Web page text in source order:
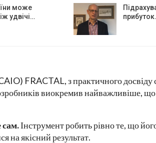
може
удвічі…
FRACTAL, з практичного досвіду
виокремив найважливіше, що
сам.Інструмент робить рівно те, що
на якісний результат.